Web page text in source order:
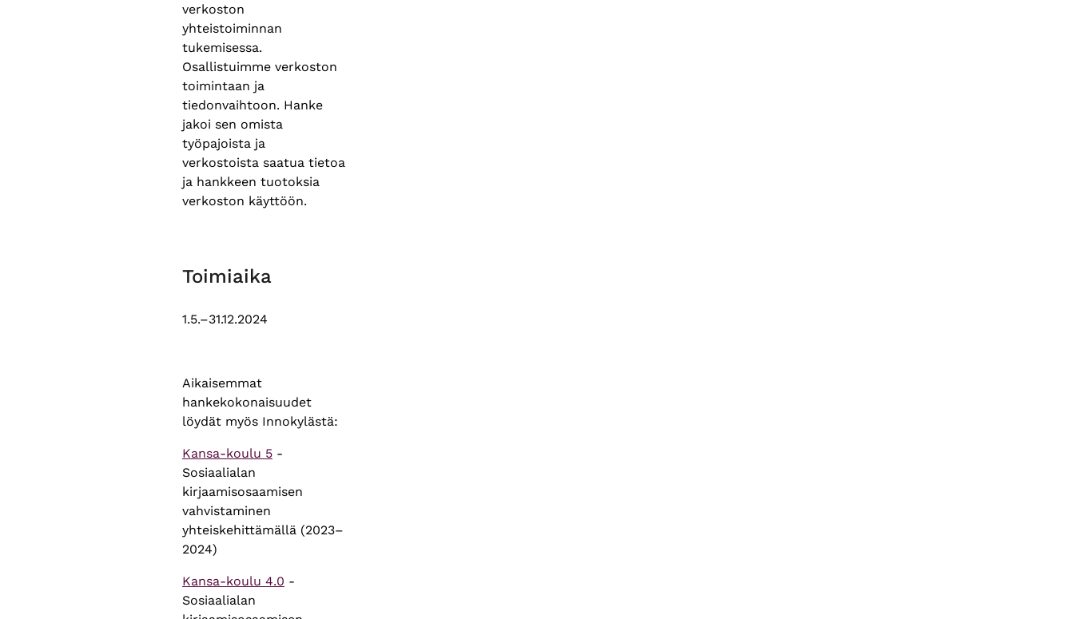
verkoston
yhteistoiminnan
tukemisessa.
Osallistuimme verkoston
toimintaan ja
tiedonvaihtoon. Hanke
jakoi sen omista
työpajoista ja
verkostoista saatua tietoa
ja hankkeen tuotoksia
verkoston käyttöön.
Toimiaika
1.5.–31.12.2024
Aikaisemmat
hankekokonaisuudet
löydät myös Innokylästä:
Kansa-koulu 5 -
Sosiaalialan
kirjaamisosaamisen
vahvistaminen
yhteiskehittämällä (2023–
2024)
Kansa-koulu 4.0 -
Sosiaalialan